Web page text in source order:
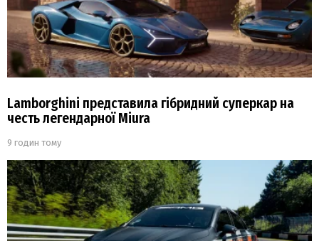
Lamborghini представила гібридний суперкар на
честь легендарної Miura
9 годин тому